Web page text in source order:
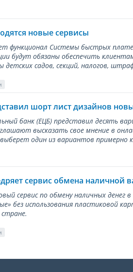
новые сервисы
функционал Системы быстрых
будут обязаны обеспечить
садов, секций, налогов,
шорт лист дизайнов
банк (ЕЦБ) представил десять
высказать свое мнение в
один из вариантов примерно к
сервис обмена наличной
сервис по обмену наличных
без использования пластиковой